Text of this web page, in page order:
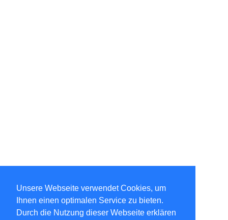
Unsere Webseite verwendet Cookies, um
Ihnen einen optimalen Service zu bieten.
Durch die Nutzung dieser Webseite erklären